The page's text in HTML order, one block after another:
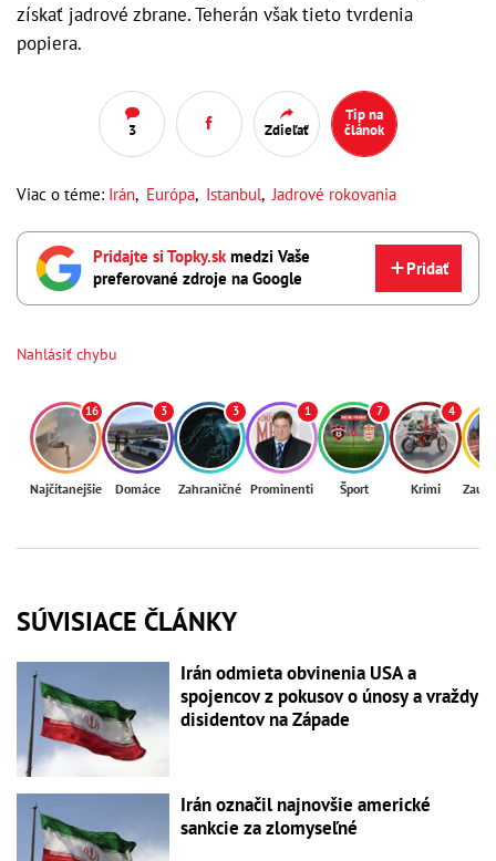
získať jadrové zbrane. Teherán však tieto tvrdenia
popiera.
3 Zdieľať
Tip na
článok
Viac o téme: Irán, Európa, Istanbul,Jadrové rokovania
Pridajte si Topky.skmedzi Vaše
preferované zdroje na Google
Pridať
Nahlásiť chybu
16
Najčítanejšie
3
Domáce
3
Zahraničné
1
Prominenti
7
Šport
4
Krimi
SÚVISIACE ČLÁNKY
Irán odmieta obvinenia USA a
spojencov z pokusov o únosy a vraždy
disidentov na Západe
Irán označil najnovšie americké
sankcie za zlomyseľné